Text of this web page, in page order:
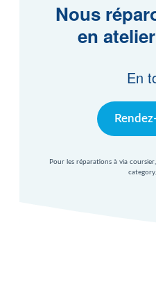
Nous
en
En
Pour les réparations à via